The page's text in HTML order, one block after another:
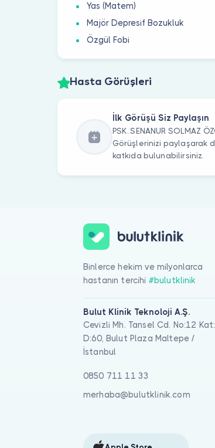
Yas (Matem)
Majör Depresif Bozukluk
Özgül Fobi
Hasta Görüşleri
İlk Görüşü Siz Paylaşın
PSK. SENANUR SOLMAZ
Görüşlerinizi paylaşarak
katkıda bulunabilirsiniz.
Binlerce hekim ve milyonlarca
hastanın tercihi #bulutklinik
Bulut Klinik Teknoloji A.Ş.
Cevizli Mh. Tansel Cd. No:12
D:60, Bulut Plaza Maltepe /
İstanbul
0850 711 11 33
merhaba@bulutklinik.com